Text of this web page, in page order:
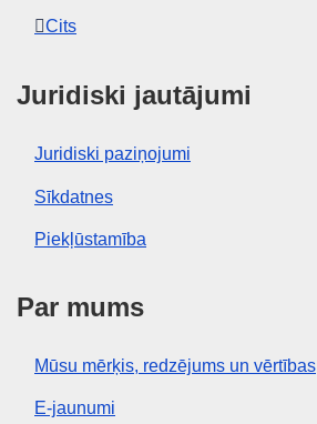
Cits
Juridiski jautājumi
Juridiski paziņojumi
Sīkdatnes
Piekļūstamība
Par mums
Mūsu mērķis, redzējums un vērtības
E-jaunumi